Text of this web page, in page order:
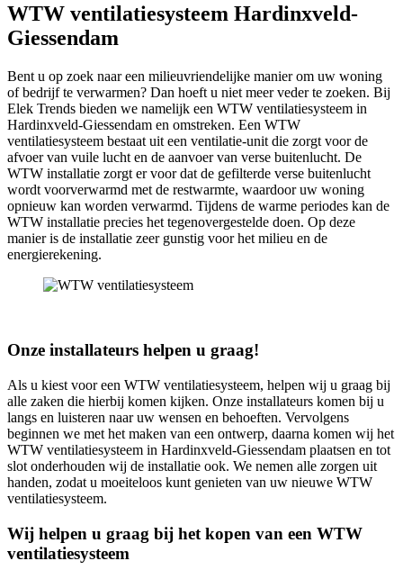
WTW ventilatiesysteem Hardinxveld-
Giessendam
Bent u op zoek naar een milieuvriendelijke manier om uw woning
of bedrijf te verwarmen? Dan hoeft u niet meer veder te zoeken. Bij
Elek Trends bieden we namelijk een WTW ventilatiesysteem in
Hardinxveld-Giessendam en omstreken. Een WTW
ventilatiesysteem bestaat uit een ventilatie-unit die zorgt voor de
afvoer van vuile lucht en de aanvoer van verse buitenlucht. De
WTW installatie zorgt er voor dat de gefilterde verse buitenlucht
wordt voorverwarmd met de restwarmte, waardoor uw woning
opnieuw kan worden verwarmd. Tijdens de warme periodes kan de
WTW installatie precies het tegenovergestelde doen. Op deze
manier is de installatie zeer gunstig voor het milieu en de
energierekening.
Onze installateurs helpen u graag!
Als u kiest voor een WTW ventilatiesysteem, helpen wij u graag bij
alle zaken die hierbij komen kijken. Onze installateurs komen bij u
langs en luisteren naar uw wensen en behoeften. Vervolgens
beginnen we met het maken van een ontwerp, daarna komen wij het
WTW ventilatiesysteem in Hardinxveld-Giessendam plaatsen en tot
slot onderhouden wij de installatie ook. We nemen alle zorgen uit
handen, zodat u moeiteloos kunt genieten van uw nieuwe WTW
ventilatiesysteem.
Wij helpen u graag bij het kopen van een WTW
ventilatiesysteem